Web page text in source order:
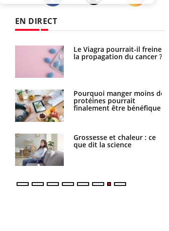
EN DIRECT
Le Viagra pourrait-il freiner
la propagation du cancer ?
Pourquoi manger moins de
protéines pourrait
finalement être bénéfique
Grossesse et chaleur : ce
que dit la science